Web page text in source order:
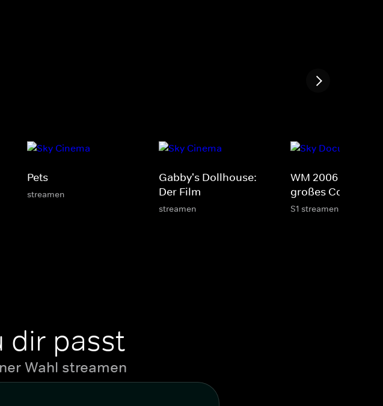
Pets
streamen
Gabby's Dollhouse:
Der Film
streamen
WM 2006 - Italiens
großes Comeback
S1 streamen
dir passt
Wahl streamen